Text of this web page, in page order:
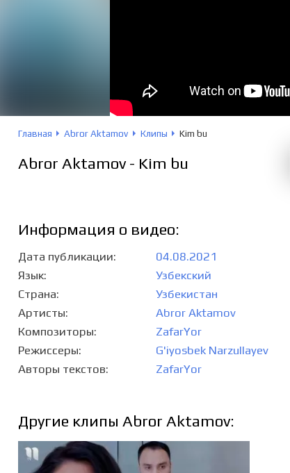
Главная Abror Aktamov Клипы Kim bu
Abror Aktamov - Kim bu
Информация о видео:
Дата публикации
04.08.2021
Язык
Узбекский
Страна
Узбекистан
Артисты
Abror Aktamov
Композиторы
ZafarYor
Режиссеры
G'iyosbek Narzullayev
Авторы текстов
ZafarYor
Другие клипы Abror Aktamov: